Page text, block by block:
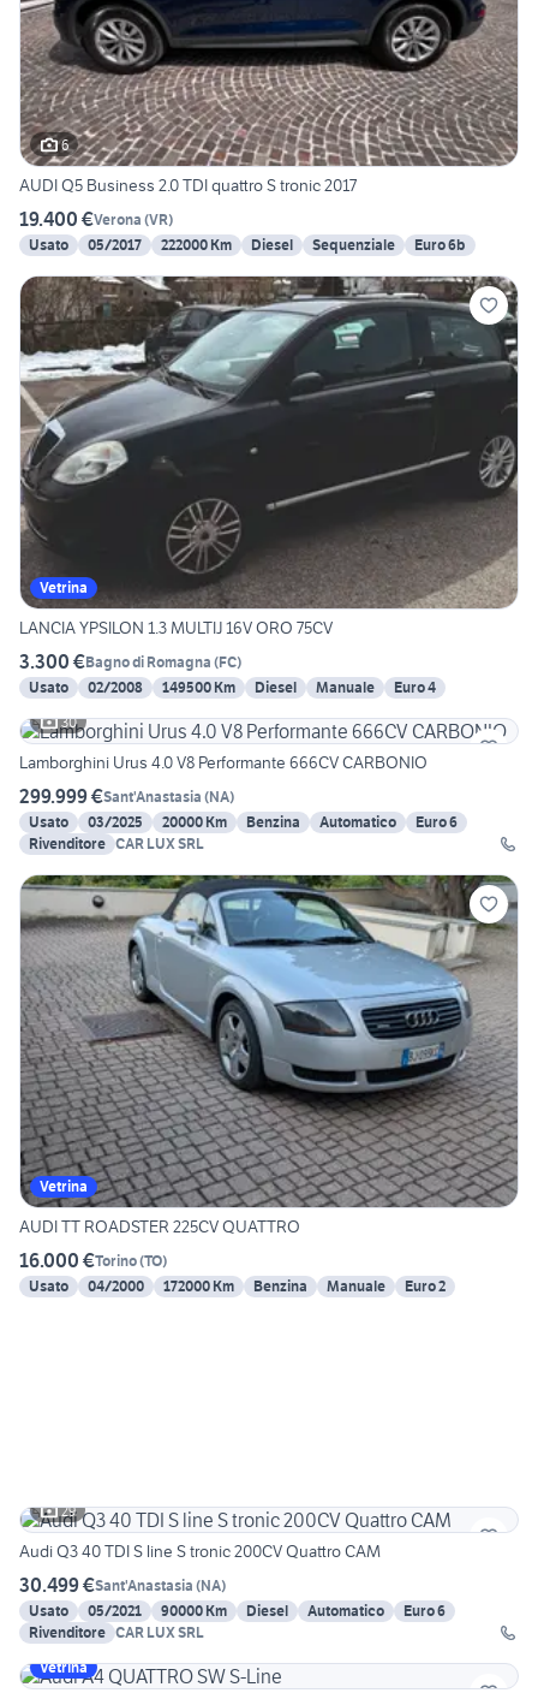
6
AUDI Q5 Business 2.0 TDI quattro S tronic 2017
19.400 €Verona (VR)
Usato
05/2017 222000 Km Diesel Sequenziale Euro 6b
Vetrina
LANCIA YPSILON 1.3 MULTIJ 16V ORO 75CV
3.300 €Bagno di Romagna (FC)
Usato
02/2008 149500 Km Diesel Manuale
Euro 4
30
Lamborghini Urus 4.0 V8 Performante 666CV CARBONIO
299.999 €Sant'Anastasia (NA)
Usato
03/2025 20000 Km Benzina Automatico
Euro 6
Rivenditore CAR LUX SRL
Vetrina
AUDI TT ROADSTER 225CV QUATTRO
16.000 €Torino(TO)
Usato
04/2000 172000 Km Benzina Manuale Euro 2
29
Audi Q3 40 TDI S line S tronic 200CV Quattro CAM
30.499 €Sant'Anastasia (NA)
Usato
05/2021 90000 Km Diesel Automatico
Euro 6
Rivenditore CAR LUX SRL
Vetrina